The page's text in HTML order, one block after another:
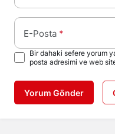
E-Posta *
Bir dahaki sefere yorum
posta adresimi ve web
Yorum Gönder